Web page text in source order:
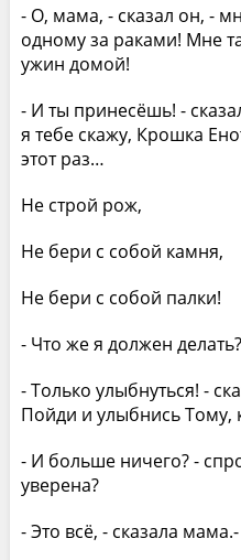
- О, мама, - сказал он, -
одному за раками! Мне
ужин домой!
- И ты принесёшь! -
я тебе скажу, Крошка
этот раз…
Не строй рож,
Не бери с собой камня,
Не бери с собой палки!
- Что же я должен
- Только улыбнуться! -
Пойди и улыбнись Тому,
- И больше ничего? -
уверена?
- Это всё, - сказала